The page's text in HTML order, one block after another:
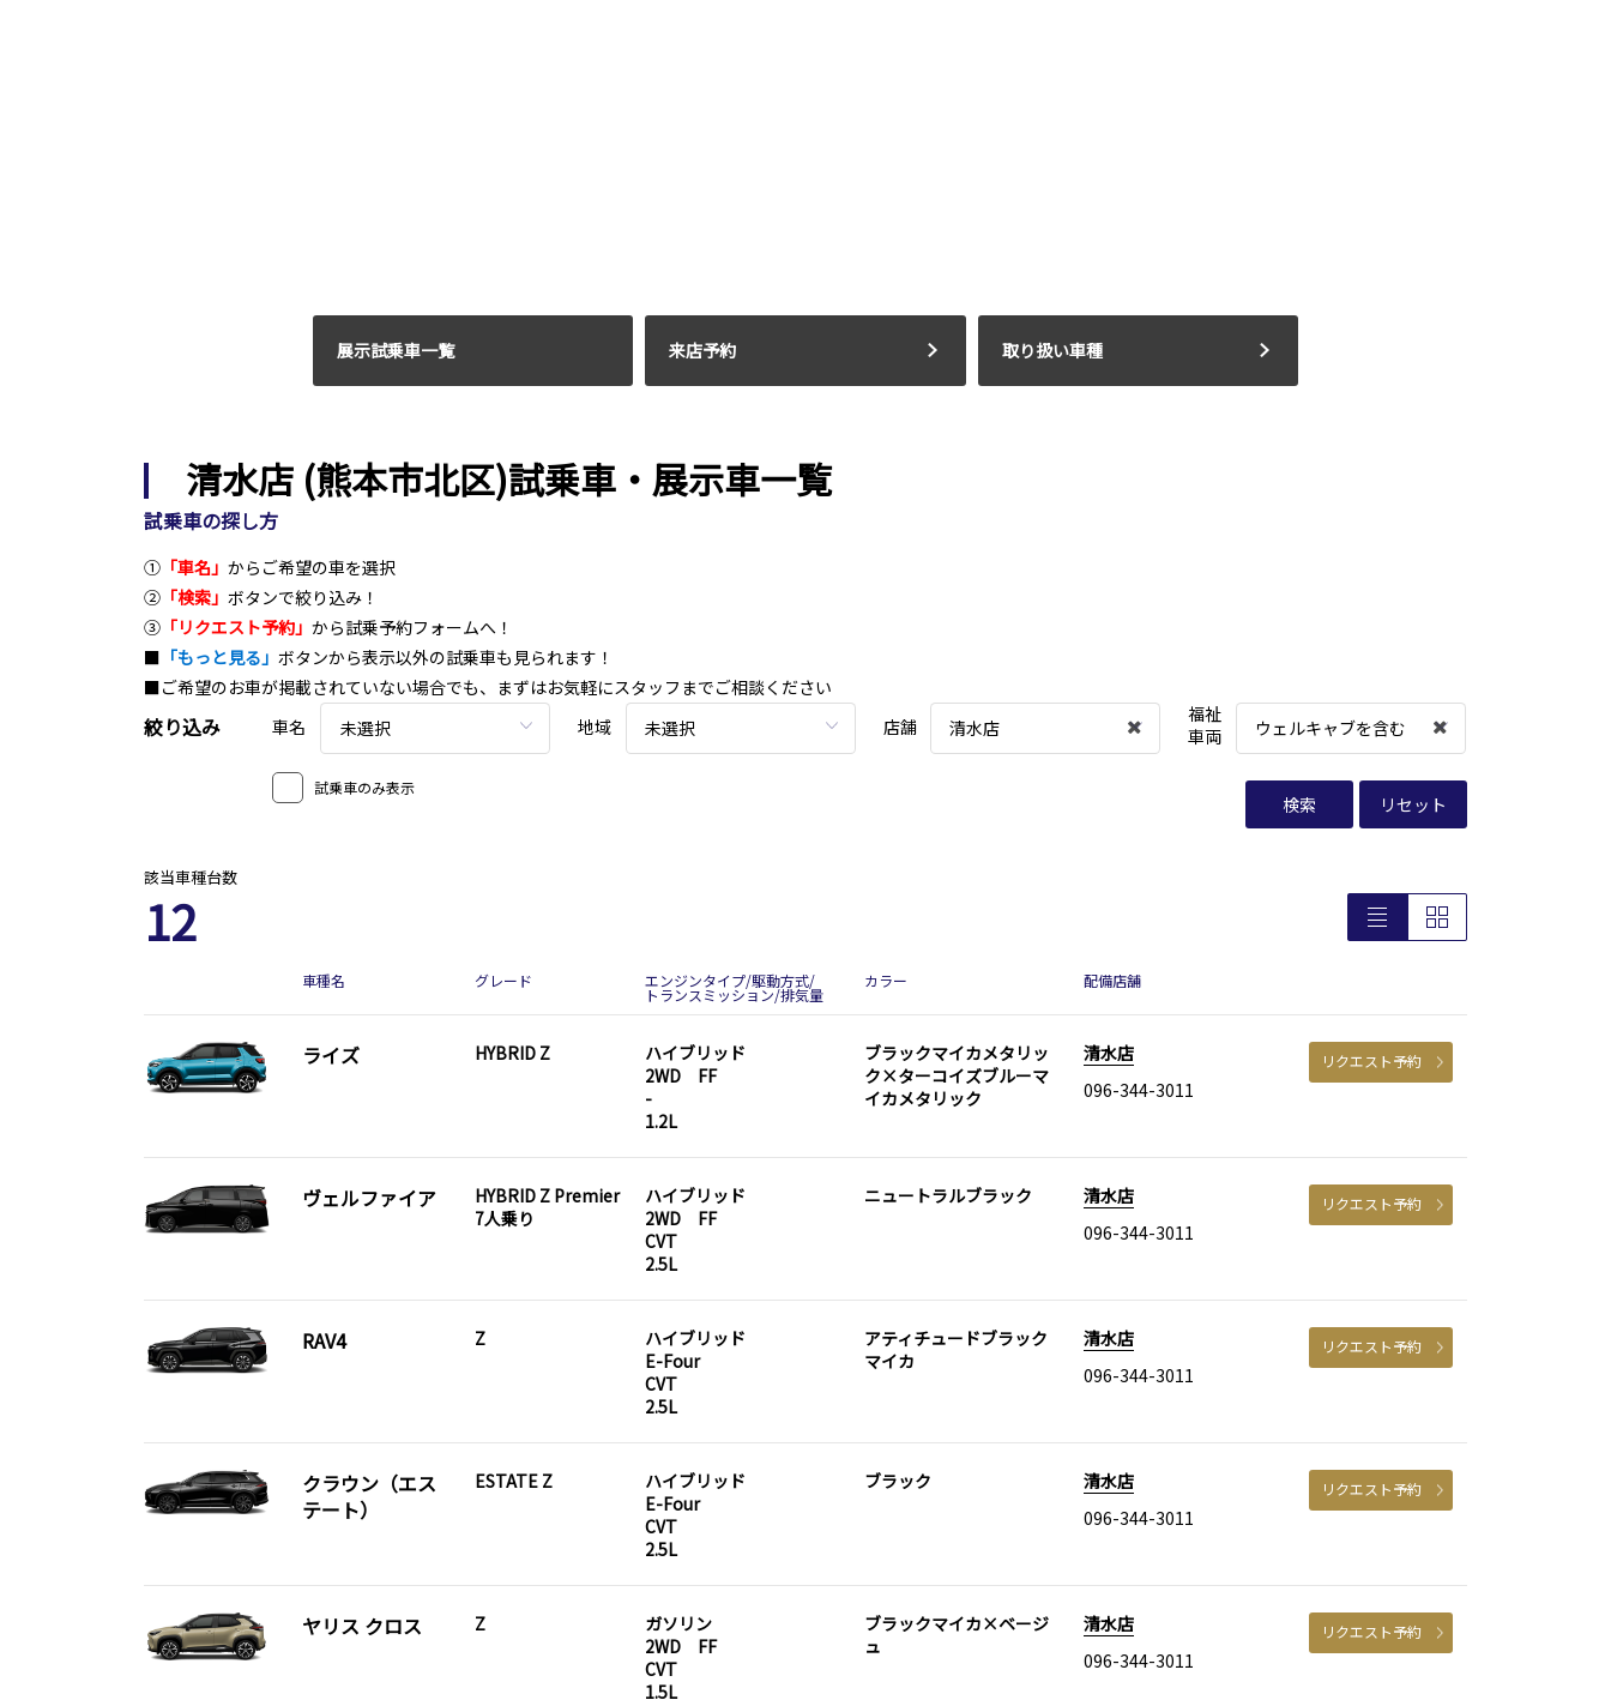
展示試乗車一覧 来店予約 取り扱い車種
清水店 (熊本市北区)試乗車・展示車一覧
試乗車の探し方
① 「車名」 からご希望の車を選択
② 「検索」 ボタンで絞り込み！
③ 「リクエスト予約」 から試乗予約フォームへ！
■ 「もっと見る」 ボタンから表示以外の試乗車も見られます！
■ご希望のお車が掲載されていない場合でも、まずはお気軽にスタッフまでご相談ください
絞り込み 車名 未選択 地域 未選択 店舗 清水店
福祉
車両
ウェルキャブを含む
試乗車のみ表示
検索 リセット
該当車種台数
12
車種名 グレード エンジンタイプ/駆動方式/
トランスミッション/排気量
カラー 配備店舗
ライズ HYBRID Z
ハイブリッド
2WD FF
-
1.2L
ブラックマイカメタリッ
ク×ターコイズブルーマ
イカメタリック
清水店
096-344-3011
リクエスト予約
ヴェルファイア
HYBRID Z Premier
7人乗り
ハイブリッド
2WD FF
CVT
2.5L
ニュートラルブラック
清水店
096-344-3011
リクエスト予約
RAV4 Z
ハイブリッド
E-Four
CVT
2.5L
アティチュードブラック
マイカ
清水店
096-344-3011
リクエスト予約
クラウン（エス
テート）
ESTATE Z
ハイブリッド
E-Four
CVT
2.5L
ブラック
清水店
096-344-3011
リクエスト予約
ヤリス クロス Z
ガソリン
2WD FF
CVT
1.5L
ブラックマイカ×ベージ
ュ
清水店
096-344-3011
リクエスト予約